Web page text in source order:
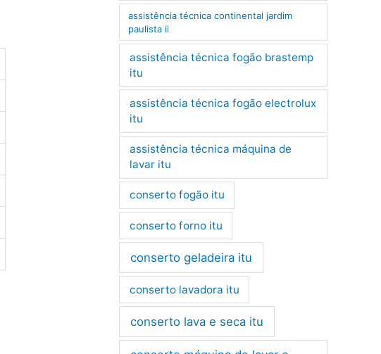
assistência técnica continental jardim
paulista ii
assistência técnica fogão brastemp
itu
assistência técnica fogão electrolux
itu
assistência técnica máquina de
lavar itu
conserto fogão itu
conserto forno itu
conserto geladeira itu
conserto lavadora itu
conserto lava e seca itu